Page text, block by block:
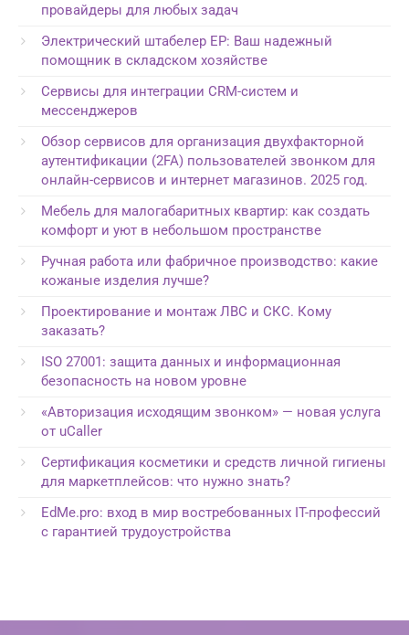
провайдеры для любых задач
Электрический штабелер EP: Ваш надежный
помощник в складском хозяйстве
Сервисы для интеграции CRM-систем и
мессенджеров
Обзор сервисов для организация двухфакторной
аутентификации (2FA) пользователей звонком для
онлайн-сервисов и интернет магазинов. 2025 год.
Мебель для малогабаритных квартир: как создать
комфорт и уют в небольшом пространстве
Ручная работа или фабричное производство: какие
кожаные изделия лучше?
Проектирование и монтаж ЛВС и СКС. Кому
заказать?
ISO 27001: защита данных и информационная
безопасность на новом уровне
«Авторизация исходящим звонком» — новая услуга
от uCaller
Сертификация косметики и средств личной гигиены
для маркетплейсов: что нужно знать?
EdMe.pro: вход в мир востребованных IT-профессий
с гарантией трудоустройства